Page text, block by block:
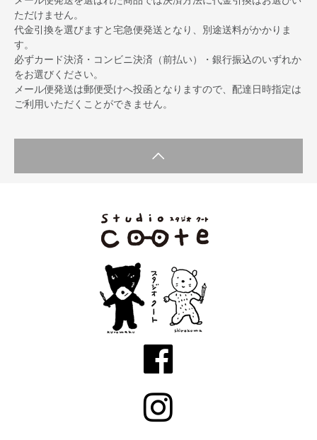
ただけません。
代金引換を選びますと宅急便発送となり、別途送料がかかりま
す。
必ずカード決済・コンビニ決済（前払い）・銀行振込のいずれか
をお選びください。
メール便発送は郵便受けへ投函となりますので、配達日時指定は
ご利用いただくことができません。